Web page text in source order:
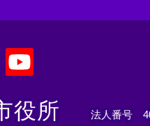
外
部役所 法人番号